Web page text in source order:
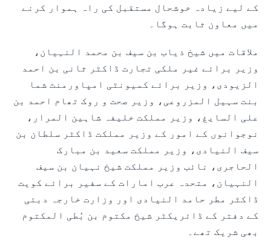
کے لیے زیادہ خوشحال مستقبل کی راہ ہموار کرنے
میں معاون ثابت ہوگا۔
ملاقات میں شیخ ذیاب بن سیف بن محمد النہیان،
وزیر برائے غیر ملکی تجارت ڈاکٹر ثانی بن احمد
الزیودی، وزیر برائے کمیونٹی امپاورمنٹ شما
بنت سہیل المزروعی، وزیر صحت و روک تھام احمد بن
علی السایغ، وزیر مملکت خلیفہ شاہین المرار،
نوجوانوں کے امور کے وزیر مملکت ڈاکٹر سلطان بن
سیف النیادی، وزیر مملکت سعید بن مبارک
الحاجری، نائب وزیر مملکت شیخ نہیان بن سیف
النہیان، متحدہ عرب امارات کے سفیر برائے کویت
ڈاکٹر مطر حامد النیادی اور وزارت خارجہ دبئی
کے دفتر کے ڈائریکٹر شیخ مکتوم بن بُطی المکتوم
بھی شریک تھے۔